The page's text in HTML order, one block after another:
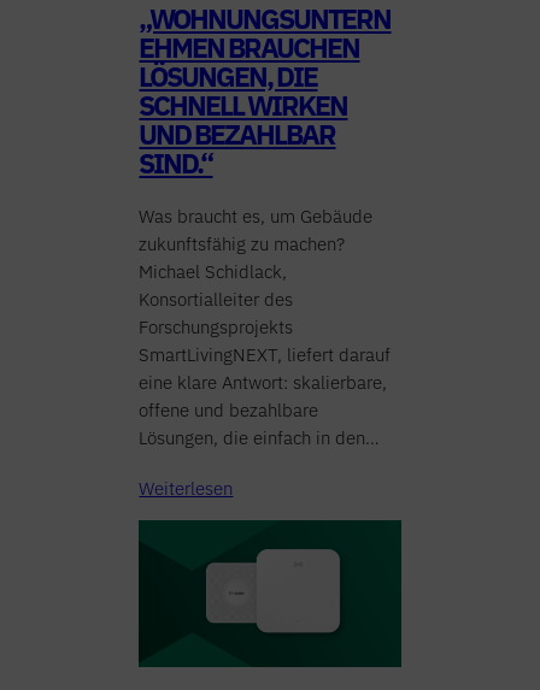
„WOHNUNGSUNTERN
EHMEN BRAUCHEN
LÖSUNGEN, DIE
SCHNELL WIRKEN
UND BEZAHLBAR
SIND.“
Was braucht es, um Gebäude
zukunftsfähig zu machen?
Michael Schidlack,
Konsortialleiter des
Forschungsprojekts
SmartLivingNEXT, liefert darauf
eine klare Antwort: skalierbare,
offene und bezahlbare
Lösungen, die einfach in den…
Weiterlesen